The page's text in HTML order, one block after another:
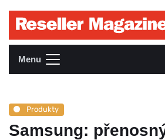
Menu
Produkty
Samsung: